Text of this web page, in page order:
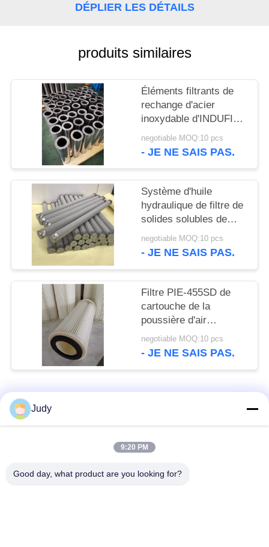
PRIVACY
POLICY
DÉPLIER LES DÉTAILS
produits similaires
Éléments filtrants de
rechange d'acier
inoxydable d'INDUFIL
00710-BAS-SS010-V
negotiable MOQ:10 pcs
- JE NE SAIS PAS.
Système d'huile
hydraulique de filtre de
solides solubles de
lubrification marine de
bateau pour les filtres
automatiques
negotiable MOQ:10 pcs
- JE NE SAIS PAS.
Filtre PIE-455SD de
cartouche de la
poussière d'air
d'éléments filtrants de
rechange de Filterk
negotiable MOQ:10 pcs
- JE NE SAIS PAS.
Catégories populaires
Élément filtrant de
Judy
9:20 PM
Good day, what product are you looking for?